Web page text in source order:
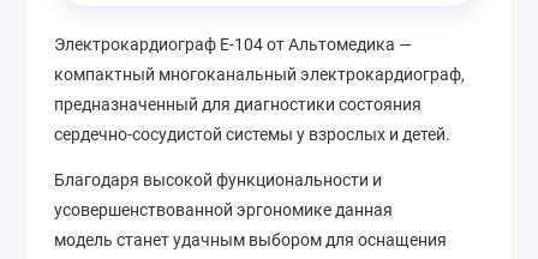
Электрокардиограф Е-104 от Альтомедика —
компактный многоканальный электрокардиограф,
предназначенный для диагностики состояния
сердечно-сосудистой системы у взрослых и детей.
Благодаря высокой функциональности и
усовершенствованной эргономике данная
модель станет удачным выбором для оснащения